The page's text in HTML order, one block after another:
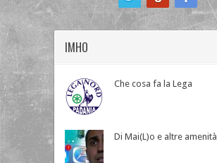
IMHO
Che cosa fa la Lega
Di Mai(L)o e altre amenità